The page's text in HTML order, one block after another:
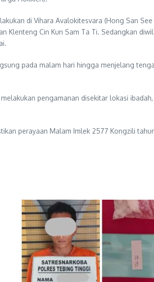
di Vihara Avalokitesvara (Hong San
Klenteng Cin Kun Sam Ta Ti. Sedangkan
pada malam hari hingga menjelang
pengamanan disekitar lokasi
perayaan Malam Imlek 2577 Kongzili